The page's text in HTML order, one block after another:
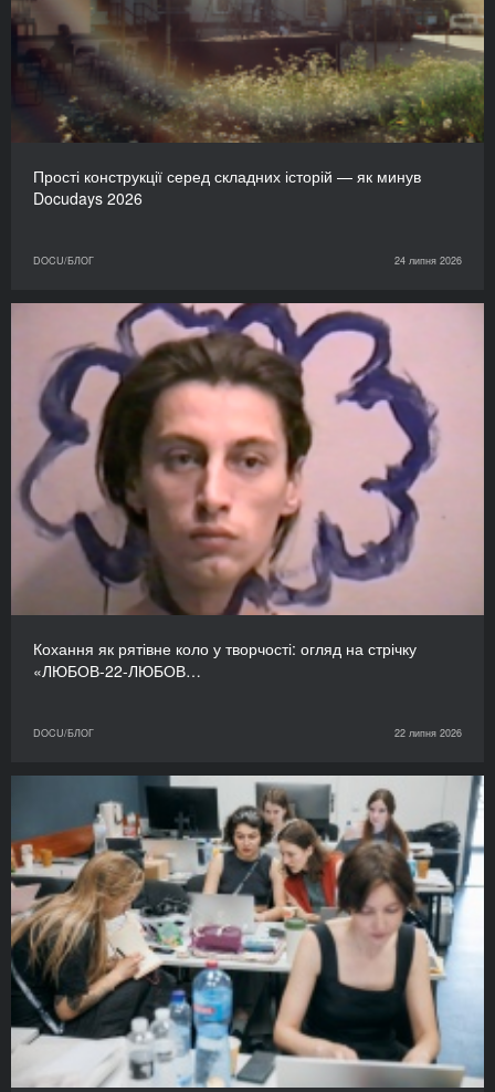
Прості конструкції серед складних історій — як минув
Docudays 2026
DOCU/БЛОГ 24 липня 2026
Кохання як рятівне коло у творчості: огляд на стрічку
«ЛЮБОВ-22-ЛЮБОВ…
DOCU/БЛОГ 22 липня 2026